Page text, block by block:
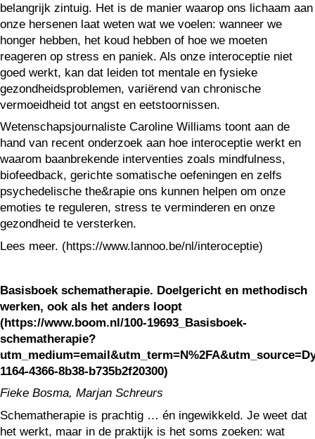
belangrijk zintuig. Het is de manier waarop ons lichaam aan
onze hersenen laat weten wat we voelen: wanneer we
honger hebben, het koud hebben of hoe we moeten
reageren op stress en paniek. Als onze interoceptie niet
goed werkt, kan dat leiden tot mentale en fysieke
gezondheidsproblemen, variërend van chronische
vermoeidheid tot angst en eetstoornissen.
Wetenschapsjournaliste Caroline Williams toont aan de
hand van recent onderzoek aan hoe interoceptie werkt en
waarom baanbrekende interventies zoals mindfulness,
biofeedback, gerichte somatische oefeningen en zelfs
psychedelische the&rapie ons kunnen helpen om onze
emoties te reguleren, stress te verminderen en onze
gezondheid te versterken.
Lees meer. (https://www.lannoo.be/nl/interoceptie)
Basisboek schematherapie. Doelgericht en methodisch
werken, ook als het anders loopt
(https://www.boom.nl/100-19693_Basisboek-
schematherapie?
1164-4366-8b38-b735b2f20300)
Fieke Bosma, Marjan Schreurs
Schematherapie is prachtig … én ingewikkeld. Je weet dat
het werkt, maar in de praktijk is het soms zoeken: wat